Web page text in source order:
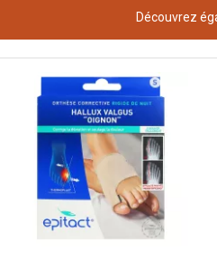
Découvrez